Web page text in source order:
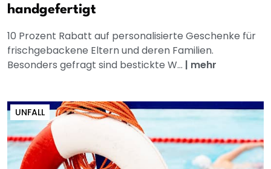
handgefertigt
10 Prozent Rabatt auf personalisierte Geschenke für
frischgebackene Eltern und deren Familien.
Besonders gefragt sind bestickte W... | mehr
UNFALL